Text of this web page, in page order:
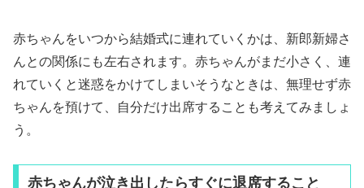
赤ちゃんをいつから結婚式に連れていくかは、新郎新婦さ
んとの関係にも左右されます。赤ちゃんがまだ小さく、連
れていくと迷惑をかけてしまいそうなときは、無理せず赤
ちゃんを預けて、自分だけ出席することも考えてみましょ
う。
赤ちゃんが泣き出したらすぐに退席すること